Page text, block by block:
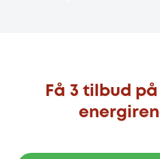
Få 3 tilbud